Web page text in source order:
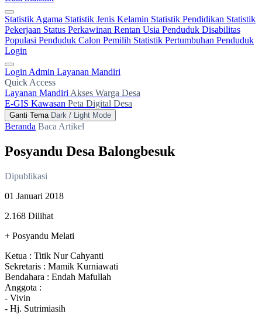
Statistik Agama Statistik Jenis Kelamin Statistik Pendidikan Statistik
Pekerjaan Status Perkawinan Rentan Usia Penduduk Disabilitas
Populasi Penduduk Calon Pemilih Statistik Pertumbuhan Penduduk
Login
Login Admin Layanan Mandiri
Quick Access
Layanan Mandiri Akses Warga Desa
E-GIS Kawasan Peta Digital Desa
Ganti Tema Dark / Light Mode
Beranda Baca Artikel
Posyandu Desa Balongbesuk
Dipublikasi
01 Januari 2018
2.168 Dilihat
+ Posyandu Melati
Ketua : Titik Nur Cahyanti
Sekretaris : Mamik Kurniawati
Bendahara : Endah Mafullah
Anggota :
- Vivin
- Hj. Sutrimiasih